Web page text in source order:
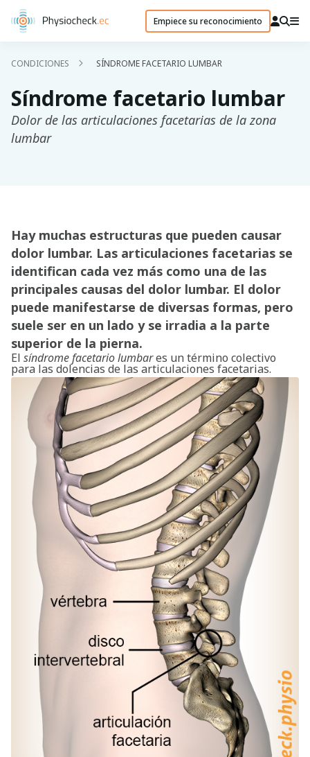
Empiece su reconocimiento
CONDICIONES SÍNDROME FACETARIO LUMBAR
Síndrome facetario lumbar
Dolor de las articulaciones facetarias de la zona
lumbar
Hay muchas estructuras que pueden causar
dolor lumbar. Las articulaciones facetarias se
identifican cada vez más como una de las
principales causas del dolor lumbar. El dolor
puede manifestarse de diversas formas, pero
suele ser en un lado y se irradia a la parte
superior de la pierna.
El síndrome facetario lumbares un término colectivo
para las dolencias de las articulaciones facetarias.